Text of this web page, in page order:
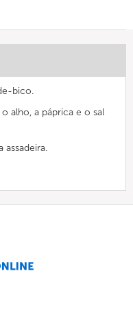
bico.
alho, a páprica e o sal